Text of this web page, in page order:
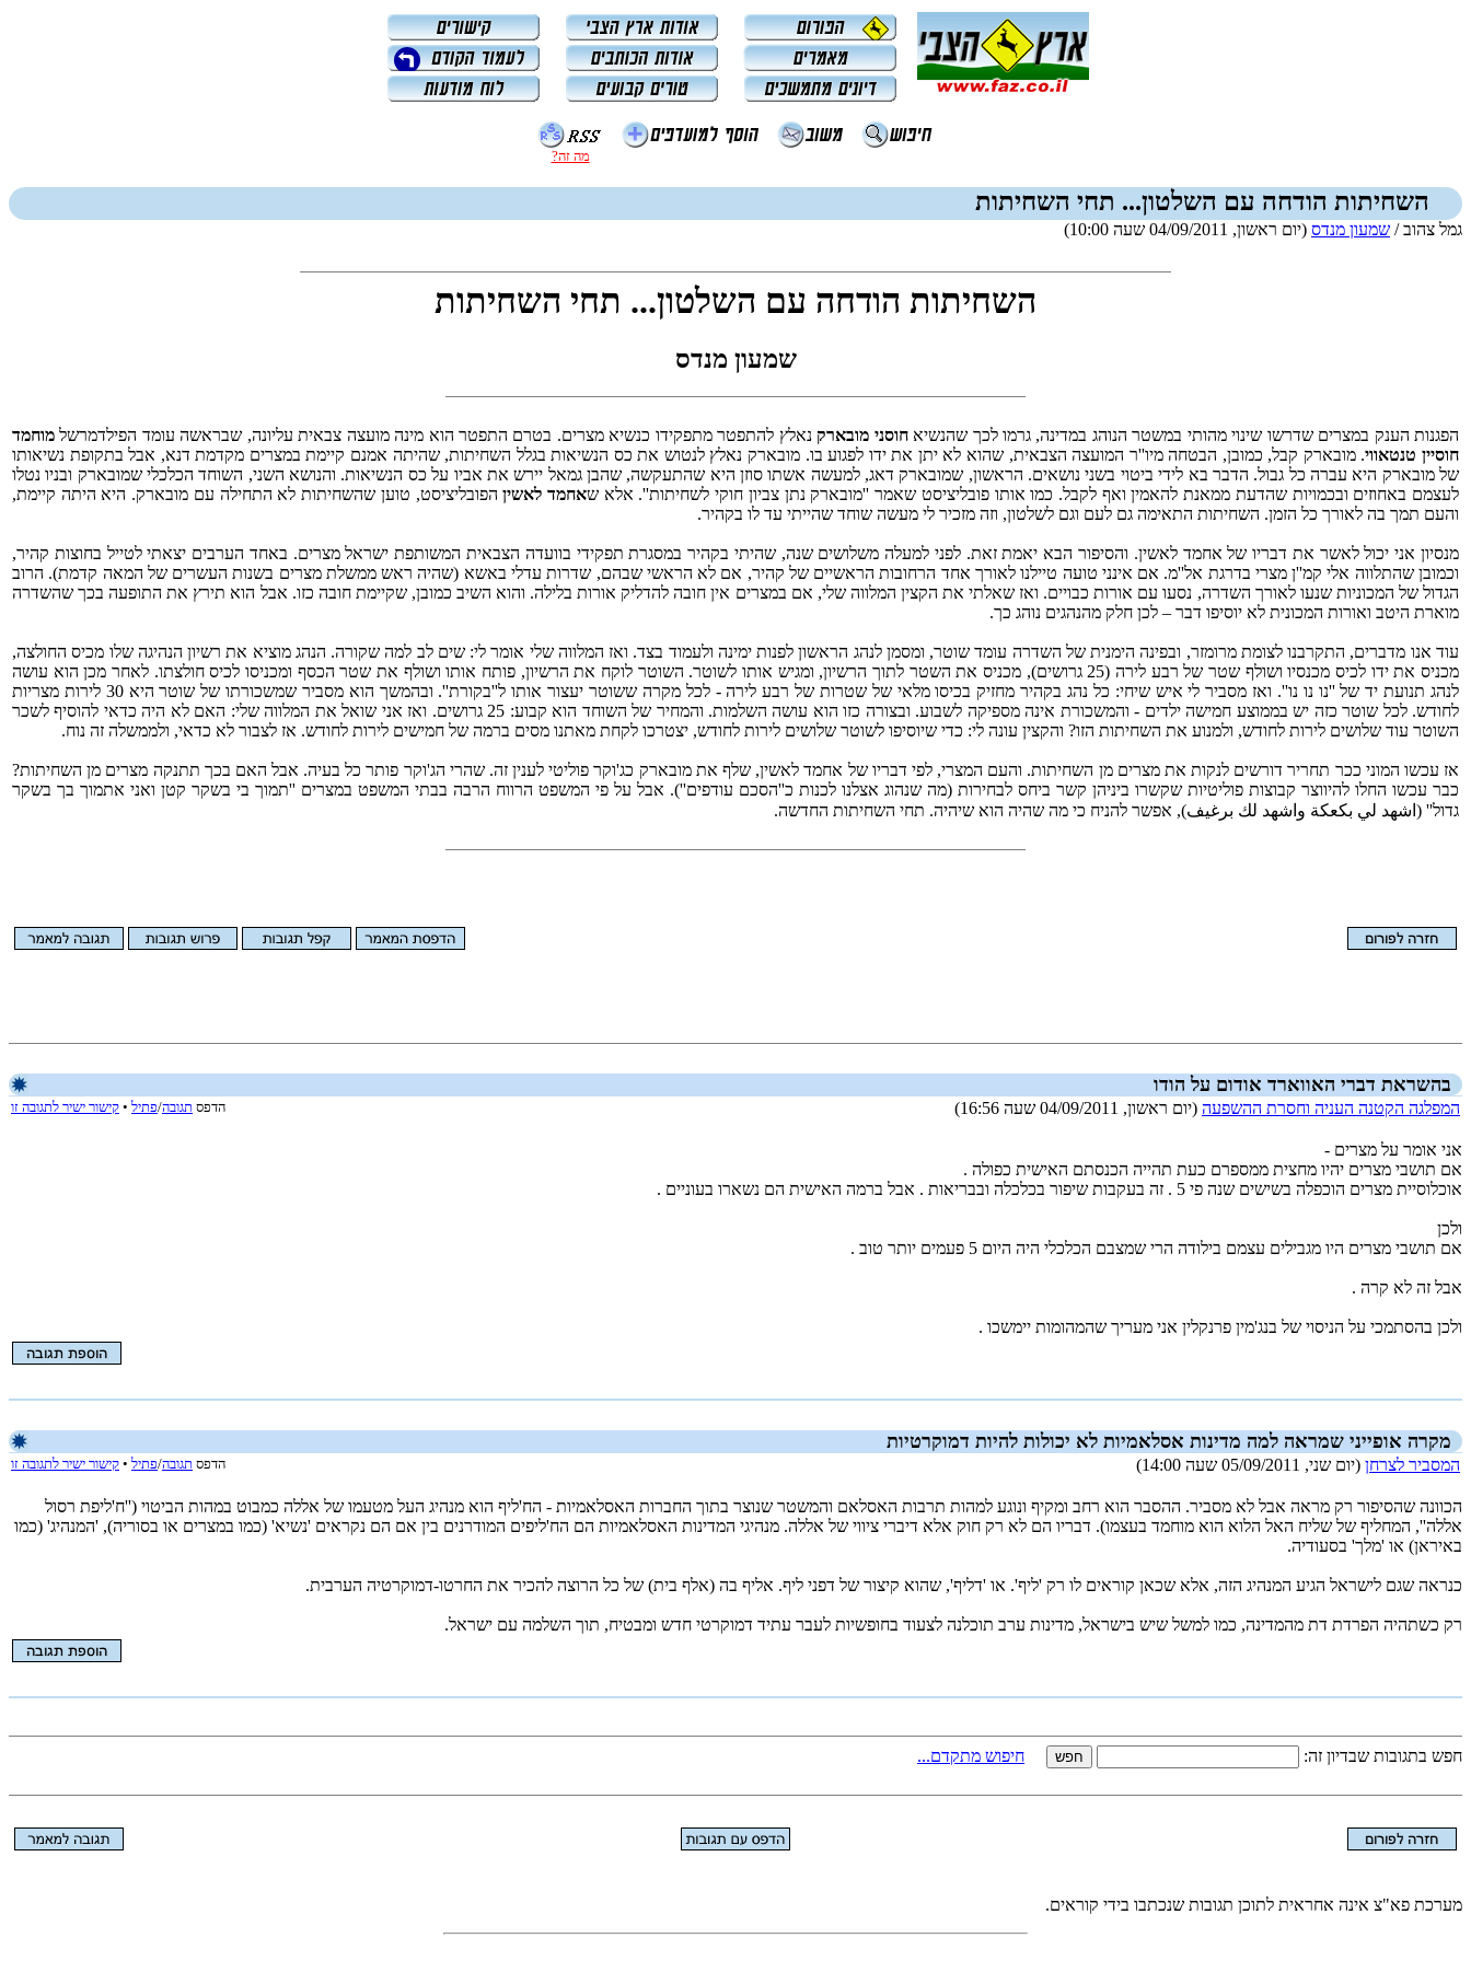
מה זה?
השחיתות הודחה עם השלטון... תחי השחיתות
גמל צהוב / שמעון מנדס (יום ראשון, 04/09/2011 שעה 10:00)
השחיתות הודחה עם השלטון... תחי השחיתות
שמעון מנדס
הפגנות הענק במצרים שדרשו שינוי מהותי במשטר הנוהג במדינה, גרמו לכך שהנשיאחוסני מובארק נאלץ להתפטר מתפקידו כנשיא מצרים. בטרם התפטר הוא מינה מועצה צבאית עליונה, שבראשה עומד הפילדמרשל מוחמד
חוסיין טנטאווי. מובארק קבל, כמובן, הבטחה מיו''ר המועצה הצבאית, שהוא לא יתן את ידו לפגוע בו. מובארק נאלץ לנטוש את כס הנשיאות בגלל השחיתות, שהיתה אמנם קיימת במצרים מקדמת דנא, אבל בתקופת נשיאותו
של מובארק היא עברה כל גבול. הדבר בא לידי ביטוי בשני נושאים. הראשון, שמובארק דאג, למעשה אשתו סוזן היא שהתעקשה, שהבן גמאל יירש את אביו על כס הנשיאות. והנושא השני, השוחד הכלכלי שמובארק ובניו נטלו
לעצמם באחוזים ובכמויות שהדעת ממאנת להאמין ואף לקבל. כמו אותו פובליציסט שאמר ''מובארק נתן צביון חוקי לשחיתות''. אלא שאחמד לאשיןהפובליציסט, טוען שהשחיתות לא התחילה עם מובארק. היא היתה קיימת,
והעם תמך בה לאורך כל הזמן. השחיתות התאימה גם לעם וגם לשלטון, וזה מזכיר לי מעשה שוחד שהייתי עד לו בקהיר.
מנסיון אני יכול לאשר את דבריו של אחמד לאשין. והסיפור הבא יאמת זאת. לפני למעלה משלושים שנה, שהיתי בקהיר במסגרת תפקידי בוועדה הצבאית המשותפת ישראל מצרים. באחד הערבים יצאתי לטייל בחוצות קהיר,
וכמובן שהתלווה אלי קמ''ן מצרי בדרגת אל''מ. אם אינני טועה טיילנו לאורך אחד הרחובות הראשיים של קהיר, אם לא הראשי שבהם, שדרות עדלי באשא (שהיה ראש ממשלת מצרים בשנות העשרים של המאה קדמת). הרוב
הגדול של המכוניות שנעו לאורך השדרה, נסעו עם אורות כבויים. ואז שאלתי את הקצין המלווה שלי, אם במצרים אין חובה להדליק אורות בלילה. והוא השיב כמובן, שקיימת חובה כזו. אבל הוא תירץ את התופעה בכך שהשדרה
מוארת היטב ואורות המכונית לא יוסיפו דבר – לכן חלק מהנהגים נוהג כך.
עוד אנו מדברים, התקרבנו לצומת מרומזר, ובפינה הימנית של השדרה עומד שוטר, ומסמן לנהג הראשון לפנות ימינה ולעמוד בצד. ואז המלווה שלי אומר לי: שים לב למה שקורה. הנהג מוציא את רשיון הנהיגה שלו מכיס החולצה,
מכניס את ידו לכיס מכנסיו ושולף שטר של רבע לירה (25 גרושים), מכניס את השטר לתוך הרשיון, ומגיש אותו לשוטר. השוטר לוקח את הרשיון, פותח אותו ושולף את שטר הכסף ומכניסו לכיס חולצתו. לאחר מכן הוא עושה
לנהג תנועת יד של ''נו נו נו''. ואז מסביר לי איש שיחי: כל נהג בקהיר מחזיק בכיסו מלאי של שטרות של רבע לירה - לכל מקרה ששוטר יעצור אותו ל''בקורת''. ובהמשך הוא מסביר שמשכורתו של שוטר היא 30 לירות מצריות
לחודש. לכל שוטר כזה יש בממוצע חמישה ילדים - והמשכורת אינה מספיקה לשבוע. ובצורה כזו הוא עושה השלמות. והמחיר של השוחד הוא קבוע: 25 גרושים. ואז אני שואל את המלווה שלי: האם לא היה כדאי להוסיף לשכר
השוטר עוד שלושים לירות לחודש, ולמנוע את השחיתות הזו? והקצין עונה לי: כדי שיוסיפו לשוטר שלושים לירות לחודש, יצטרכו לקחת מאתנו מסים ברמה של חמישים לירות לחודש. אז לצבור לא כדאי, ולממשלה זה נוח.
אז עכשו המוני ככר תחריר דורשים לנקות את מצרים מן השחיתות. והעם המצרי, לפי דבריו של אחמד לאשין, שלף את מובארק כג'וקר פוליטי לענין זה. שהרי הג'וקר פותר כל בעיה. אבל האם בכך תתנקה מצרים מן השחיתות?
כבר עכשו החלו להיווצר קבוצות פוליטיות שקשרו ביניהן קשר ביחס לבחירות (מה שנהוג אצלנו לכנות כ''הסכם עודפים''). אבל על פי המשפט הרווח הרבה בבתי המשפט במצרים ''תמוך בי בשקר קטן ואני אתמוך בך בשקר
גדול'' (اشهد لي بكعكة واشهد لك برغيف), אפשר להניח כי מה שהיה הוא שיהיה. תחי השחיתות החדשה.
בהשראת דברי האווארד אודום על הודו
המפלגה הקטנה העניה וחסרת ההשפעה (יום ראשון, 04/09/2011 שעה 16:56) הדפס תגובה/פתיל • קישור ישיר לתגובה זו
אני אומר על מצרים -
אם תושבי מצרים יהיו מחצית ממספרם כעת תהייה הכנסתם האישית כפולה .
אוכלוסיית מצרים הוכפלה בשישים שנה פי 5 . זה בעקבות שיפור בכלכלה ובבריאות . אבל ברמה האישית הם נשארו בעוניים .
ולכן
אם תושבי מצרים היו מגבילים עצמם בילודה הרי שמצבם הכלכלי היה היום 5 פעמים יותר טוב .
אבל זה לא קרה .
ולכן בהסתמכי על הניסוי של בנג'מין פרנקלין אני מעריך שהמהומות יימשכו .
מקרה אופייני שמראה למה מדינות אסלאמיות לא יכולות להיות דמוקרטיות
המסביר לצרחן (יום שני, 05/09/2011 שעה 14:00) הדפס תגובה/פתיל • קישור ישיר לתגובה זו
הכוונה שהסיפור רק מראה אבל לא מסביר. ההסבר הוא רחב ומקיף ונוגע למהות תרבות האסלאם והמשטר שנוצר בתוך החברות האסלאמיות - הח'ליף הוא מנהיג העל מטעמו של אללה כמבוט במהות הביטוי (''ח'ליפת רסול
אללה'', המחליף של שליח האל הלוא הוא מוחמד בעצמו). דבריו הם לא רק חוק אלא דיברי ציווי של אללה. מנהיגי המדינות האסלאמיות הם הח'ליפים המודרנים בין אם הם נקראים 'נשיא' (כמו במצרים או בסוריה), 'המנהיג' (כמו
באיראן) או 'מלך' בסעודיה.
כנראה שגם לישראל הגיע המנהיג הזה, אלא שכאן קוראים לו רק 'ליף'. או 'דליף', שהוא קיצור של דפני ליף. אליף בה (אלף בית) של כל הרוצה להכיר את החרטו-דמוקרטיה הערבית.
רק כשתהיה הפרדת דת מהמדינה, כמו למשל שיש בישראל, מדינות ערב תוכלנה לצעוד בחופשיות לעבר עתיד דמוקרטי חדש ומבטיח, תוך השלמה עם ישראל.
חפש בתגובות שבדיון זה: חיפוש מתקדם...
מערכת פא"צ אינה אחראית לתוכן תגובות שנכתבו בידי קוראים.